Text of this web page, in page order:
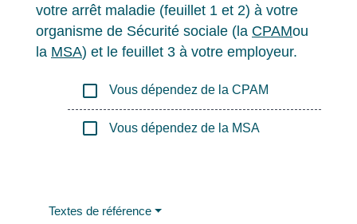
votre arrêt maladie (feuillet 1 et 2) à votre
organisme de Sécurité sociale (la CPAMou
la MSA) et le feuillet 3 à votre employeur.
check_box_outline_blank Vous dépendez de la CPAM
check_box_outline_blank Vous dépendez de la MSA
Textes de référence